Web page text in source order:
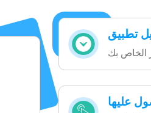
عليها